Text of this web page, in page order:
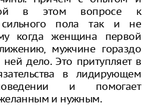
в этом вопросе к
сильного пола так и не
когда женщина первой
мужчине гораздо
дело. Это притупляет в
в лидирующем
и помогает
желанным и нужным.